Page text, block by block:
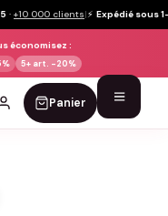
· +10 000 clients|⚡ Expédié sous
économisez :
5+ art. -20%
Panier